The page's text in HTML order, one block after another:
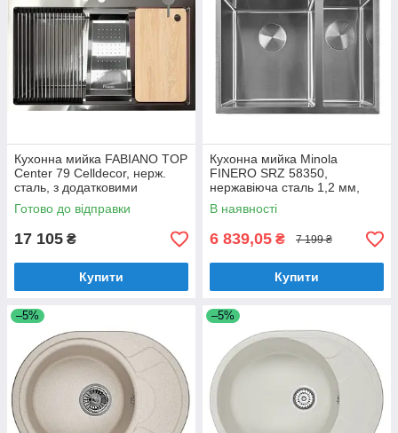
Кухонна мийка FABIANO TOP
Center 79 Celldecor, нерж.
сталь, з додатковими
аксесуарами (8216.401.1486)
Готово до відправки
17 105 ₴
Купити
Кухонна мийка Minola
FINERO SRZ 58350,
нержавіюча сталь 1,2 мм,
півторачашева, врізна/під
стільницю
В наявності
6 839,05 ₴ 7 199 ₴
Купити
–5% –5%